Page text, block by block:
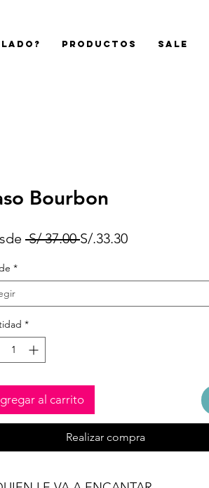
Productos Sale
Bourbon
S/ 37.00 Precio
S/.33.30Precio
*
*
al carrito
Realizar compra